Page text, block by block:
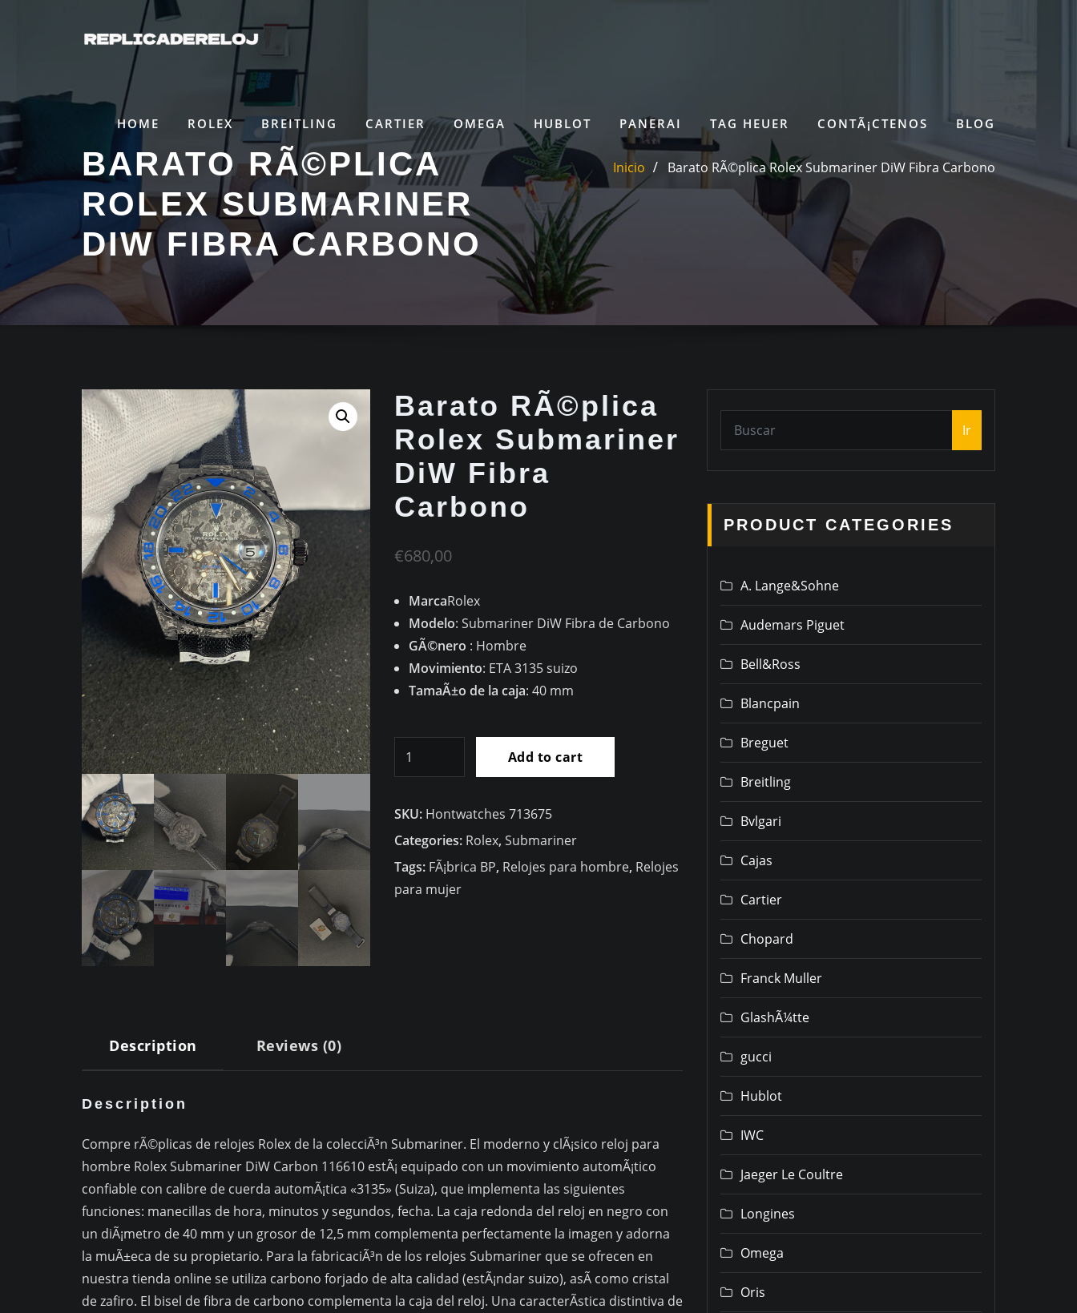
HOME ROLEX BREITLING CARTIER OMEGA HUBLOT PANERAI TAG HEUER CONTÃ¡CTENOS BLOG
BARATO RÃ©PLICA
ROLEX SUBMARINER
DIW FIBRA CARBONO
Inicio Barato RÃ©plica Rolex Submariner DiW Fibra Carbono
Barato RÃ©plica
Rolex Submariner
DiW Fibra
Carbono
€680,00
MarcaRolex
Modelo: Submariner DiW Fibra de Carbono
GÃ©nero : Hombre
Movimiento: ETA 3135 suizo
TamaÃ±o de la caja: 40 mm
Submariner
DiW
Fibra
Carbono
Add to cart
SKU: Hontwatches 713675
Categories: Rolex, Submariner
Tags: FÃ¡brica BP, Relojes para hombre, Relojes
para mujer
Description Reviews (0)
Description
Compre rÃ©plicas de relojes Rolex de la colecciÃ³n Submariner. El moderno y clÃ¡sico reloj para
hombre Rolex Submariner DiW Carbon 116610 estÃ¡ equipado con un movimiento automÃ¡tico
confiable con calibre de cuerda automÃ¡tica «3135» (Suiza), que implementa las siguientes
funciones: manecillas de hora, minutos y segundos, fecha. La caja redonda del reloj en negro con
un diÃ¡metro de 40 mm y un grosor de 12,5 mm complementa perfectamente la imagen y adorna
la muÃ±eca de su propietario. Para la fabricaciÃ³n de los relojes Submariner que se ofrecen en
nuestra tienda online se utiliza carbono forjado de alta calidad (estÃ¡ndar suizo), asÃ­ como cristal
de zafiro. El bisel de fibra de carbono complementa la caja del reloj. Una caracterÃ­stica distintiva de
Ir
PRODUCT CATEGORIES
A. Lange&Sohne
Audemars Piguet
Bell&Ross
Blancpain
Breguet
Breitling
Bvlgari
Cajas
Cartier
Chopard
Franck Muller
GlashÃ¼tte
gucci
Hublot
IWC
Jaeger Le Coultre
Longines
Omega
Oris